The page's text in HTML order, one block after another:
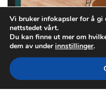
Vi bruker infokapsler for å gi
nettstedet vårt.
Du kan finne ut mer om
dem av underinnstillinger.